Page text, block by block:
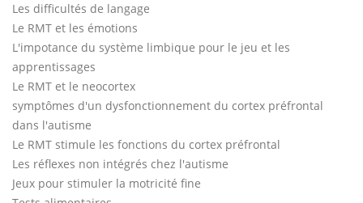
Les difficultés de langage
Le RMT et les émotions
L'impotance du système limbique pour le jeu et les
apprentissages
Le RMT et le neocortex
symptômes d'un dysfonctionnement du cortex préfrontal
dans l'autisme
Le RMT stimule les fonctions du cortex préfrontal
Les réflexes non intégrés chez l'autisme
Jeux pour stimuler la motricité fine